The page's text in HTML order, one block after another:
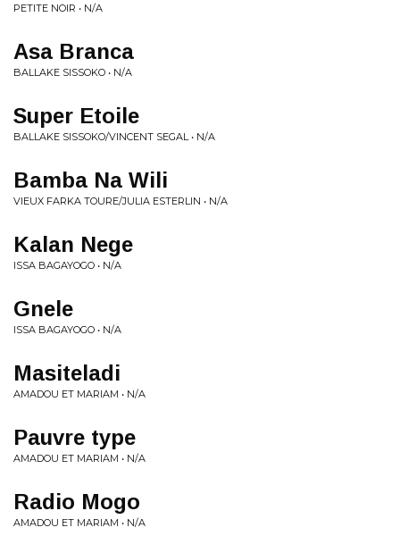
PETITE NOIR • N/A
Asa Branca
BALLAKE SISSOKO • N/A
Super Etoile
BALLAKE SISSOKO/VINCENT SEGAL • N/A
Bamba Na Wili
VIEUX FARKA TOURE/JULIA ESTERLIN • N/A
Kalan Nege
ISSA BAGAYOGO • N/A
Gnele
ISSA BAGAYOGO • N/A
Masiteladi
AMADOU ET MARIAM • N/A
Pauvre type
AMADOU ET MARIAM • N/A
Radio Mogo
AMADOU ET MARIAM • N/A